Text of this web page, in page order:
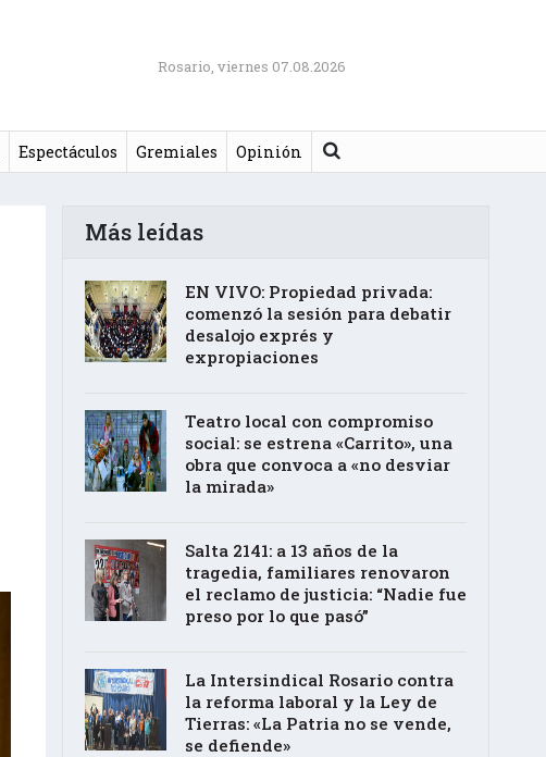
Rosario, viernes 07.08.2026
Espectáculos Gremiales Opinión Buscar
Más leídas
EN VIVO: Propiedad privada:
comenzó la sesión para debatir
desalojo exprés y
expropiaciones
Teatro local con compromiso
social: se estrena «Carrito», una
obra que convoca a «no desviar
la mirada»
Salta 2141: a 13 años de la
tragedia, familiares renovaron
el reclamo de justicia: “Nadie fue
preso por lo que pasó”
La Intersindical Rosario contra
la reforma laboral y la Ley de
Tierras: «La Patria no se vende,
se defiende»